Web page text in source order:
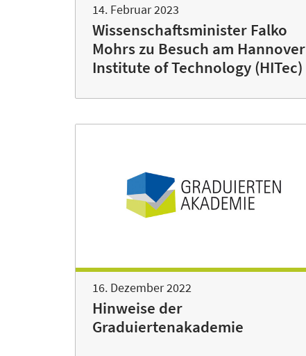
14. Februar 2023
Wissenschaftsminister Falko
Mohrs zu Besuch am Hannover
Institute of Technology (HITec)
16. Dezember 2022
Hinweise der
Graduiertenakademie